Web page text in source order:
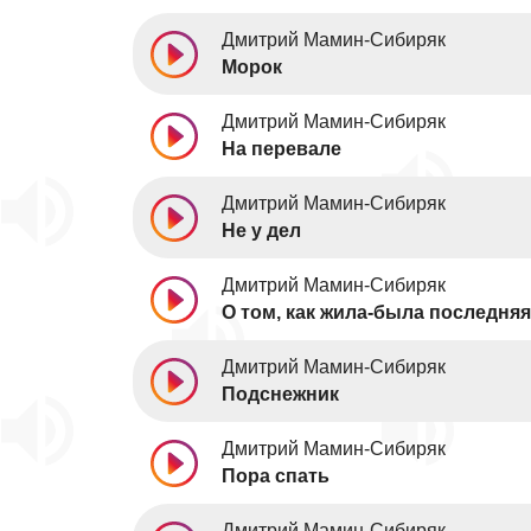
Дмитрий Мамин-Сибиряк
Морок
Дмитрий Мамин-Сибиряк
На перевале
Дмитрий Мамин-Сибиряк
Не у дел
Дмитрий Мамин-Сибиряк
О том, как жила-была
Дмитрий Мамин-Сибиряк
Подснежник
Дмитрий Мамин-Сибиряк
Пора спать